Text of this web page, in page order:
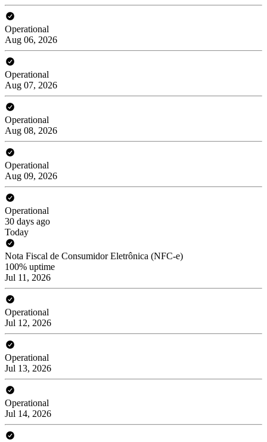
Operational
Aug 06, 2026
Operational
Aug 07, 2026
Operational
Aug 08, 2026
Operational
Aug 09, 2026
Operational
30 days ago
Today
Nota Fiscal de Consumidor Eletrônica (NFC-e)
100% uptime
Jul 11, 2026
Operational
Jul 12, 2026
Operational
Jul 13, 2026
Operational
Jul 14, 2026